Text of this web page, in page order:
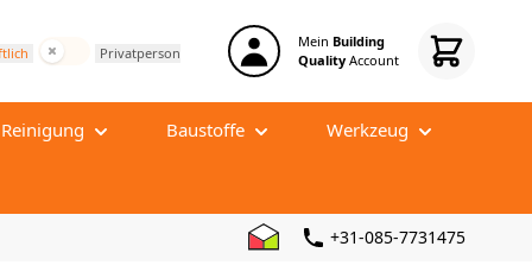
Inkl. SteuernPrivatperson
Mein Building
QualityAccount
Reinigung Baustoffe
Nivelliermasse
Werkzeug
Fugenwerkzeug
+31-085-7731475